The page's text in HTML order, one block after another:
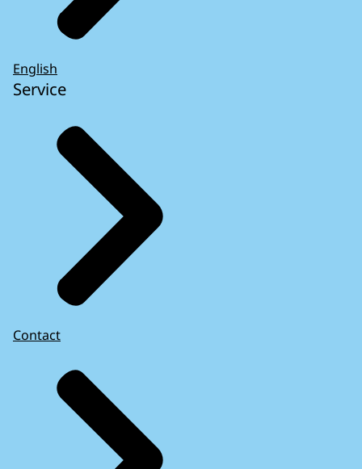
English
Service
Contact